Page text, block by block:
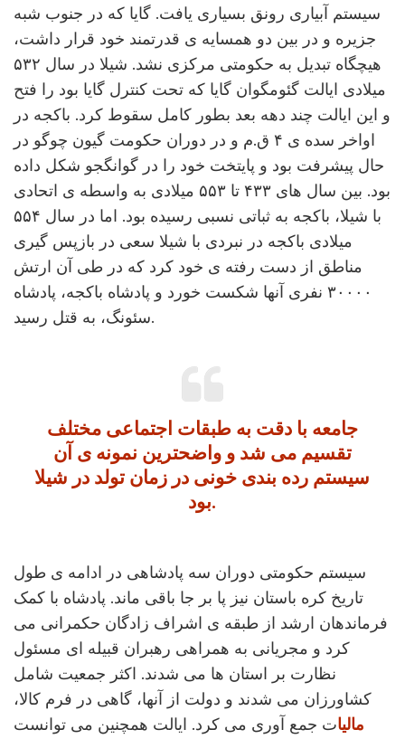
سیستم آبیاری رونق بسیاری یافت. گایا که در جنوب شبه
جزیره و در بین دو همسایه ی قدرتمند خود قرار داشت،
هیچگاه تبدیل به حکومتی مرکزی نشد. شیلا در سال ۵۳۲
میلادی ایالت گئومگوان گایا که تحت کنترل گایا بود را فتح
و این ایالت چند دهه بعد بطور کامل سقوط کرد. باکجه در
اواخر سده ی ۴ ق.م و در دوران حکومت گیون چوگو در
حال پیشرفت بود و پایتخت خود را در گوانگجو شکل داده
بود. بین سال های ۴۳۳ تا ۵۵۳ میلادی به واسطه ی اتحادی
با شیلا، باکجه به ثباتی نسبی رسیده بود. اما در سال ۵۵۴
میلادی باکجه در نبردی با شیلا سعی در بازپس گیری
مناطق از دست رفته ی خود کرد که در طی آن ارتش
۳۰۰۰۰ نفری آنها شکست خورد و پادشاه باکجه، پادشاه
سئونگ، به قتل رسید.
جامعه با دقت به طبقات اجتماعی مختلف
تقسیم می شد و واضحترین نمونه ی آن
سیستم رده بندی خونی در زمان تولد در شیلا
بود.
سیستم حکومتی دوران سه پادشاهی در ادامه ی طول
تاریخ کره باستان نیز پا بر جا باقی ماند. پادشاه با کمک
فرماندهان ارشد از طبقه ی اشراف زادگان حکمرانی می
کرد و مجریانی به همراهی رهبران قبیله ای مسئول
نظارت بر استان ها می شدند. اکثر جمعیت شامل
کشاورزان می شدند و دولت از آنها، گاهی در فرم کالا،
مالیات جمع آوری می کرد. ایالت همچنین می توانست